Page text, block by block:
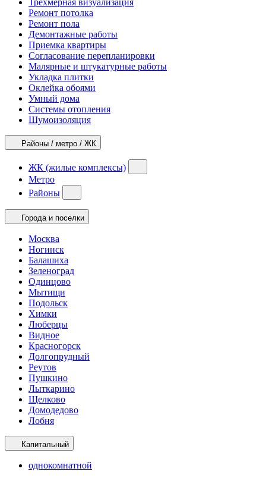
Трехмерная визуализация
Ремонт потолка
Ремонт пола
Демонтажные работы
Приемка квартиры
Согласование перепланировки
Малярные и штукатурные работы
Укладка плитки
Оклейка обоями
Умный дома
Системы отопления
Шумоизоляция
Районы / метро / ЖК
ЖК (жилые комплексы)
Метро
Районы
Города и поселки
Москва
Ногинск
Балашиха
Зеленоград
Одинцово
Мытищи
Подольск
Химки
Люберцы
Видное
Красногорск
Долгопрудный
Реутов
Пушкино
Лыткарино
Щелково
Домодедово
Лобня
Капитальный
однокомнатной